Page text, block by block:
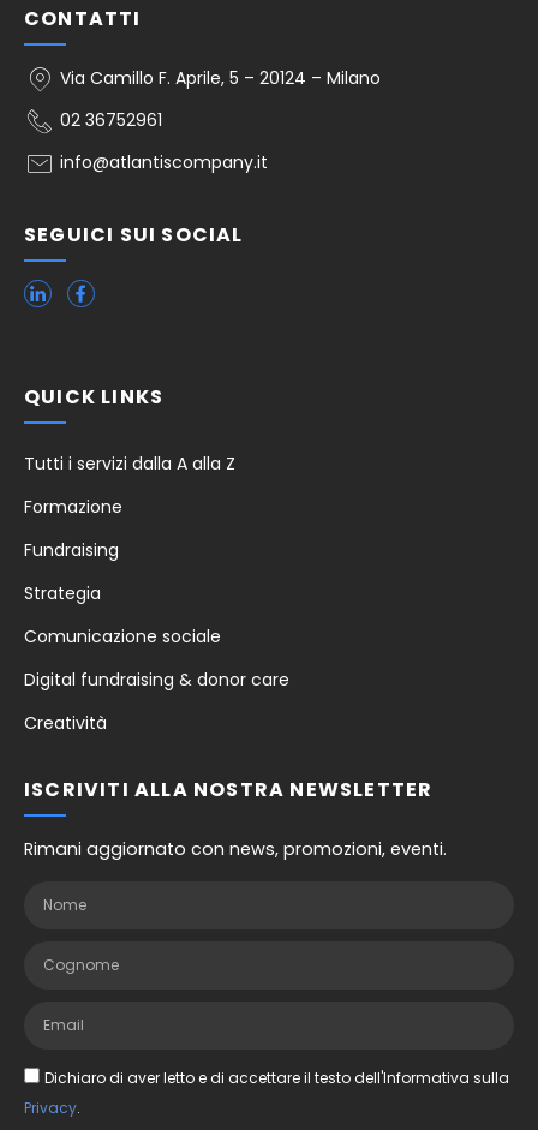
CONTATTI
Via Camillo F. Aprile, 5 – 20124 – Milano
02 36752961
info@atlantiscompany.it
SEGUICI SUI SOCIAL
QUICK LINKS
Tutti i servizi dalla A alla Z
Formazione
Fundraising
Strategia
Comunicazione sociale
Digital fundraising & donor care
Creatività
ISCRIVITI ALLA NOSTRA NEWSLETTER
Rimani aggiornato con news, promozioni, eventi.
Dichiaro di aver letto e di accettare il testo dell'Informativa sulla
Privacy.